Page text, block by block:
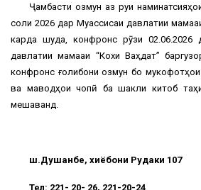
Ҷамбасти озмун аз руи
соли 2026 дар Муассисаи давлатии
карда шуда, конфронс рӯзи 02.06.2026
давлатии маҷмааи “Кохи Ваҳдат”
конфронс ғолибони озмун бо
ва маводҳои чопӣ ба шакли китоб
мешаванд.
ш.Душанбе, хиёбони Рудаки 107
Тел: 221- 20- 26, 221-20-24